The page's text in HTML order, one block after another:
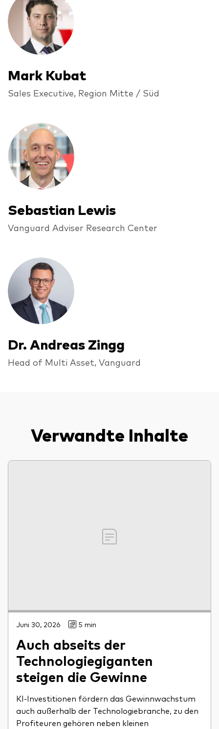
Mark Kubat
Sales Executive, Region Mitte / Süd
Sebastian Lewis
Vanguard Adviser Research Center
Dr. Andreas Zingg
Head of Multi Asset, Vanguard
Verwandte Inhalte
Juni 30, 2026 5 min
Auch abseits der
Technologiegiganten
steigen die Gewinne
KI-Investitionen fördern das Gewinnwachstum
auch außerhalb der Technologiebranche, zu den
Profiteuren gehören neben kleinen